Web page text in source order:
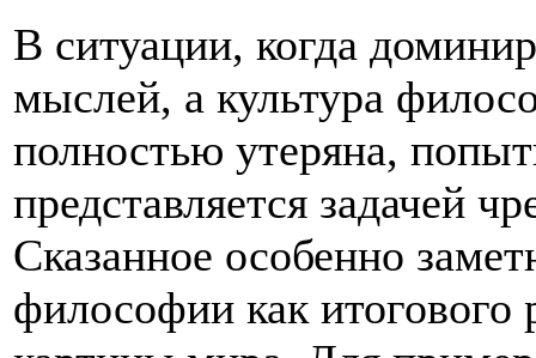
В ситуации, когда
мыслей, а культура
полностью утеряна,
представляется задачей
Сказанное особенно
философии как итогового